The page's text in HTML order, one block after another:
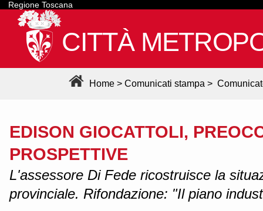
Regione Toscana
CITTÀ
Home > Comunicati stampa >
EDISON GIOCATTOLI,
PROSPETTIVE
L'assessore Di Fede ricostruisce la
provinciale. Rifondazione: "Il piano